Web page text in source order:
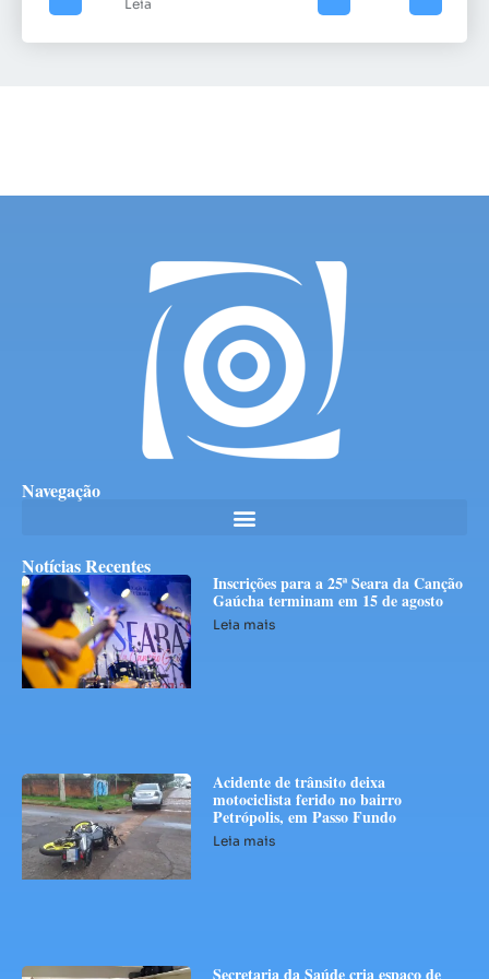
Leia mais
Navegação
Notícias Recentes
Inscrições para a 25ª Seara da Canção
Gaúcha terminam em 15 de agosto
Leia mais
Acidente de trânsito deixa
motociclista ferido no bairro
Petrópolis, em Passo Fundo
Leia mais
Secretaria da Saúde cria espaço de